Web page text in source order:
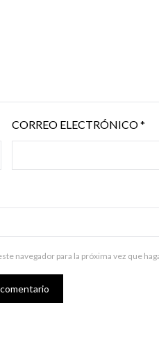
CORREO ELECTRÓNICO*
navegador para la próxima vez que